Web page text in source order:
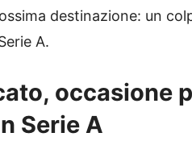
destinazione: un
A.
occasione
Serie A